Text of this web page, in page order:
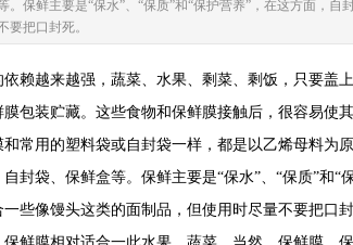
保鲜主要是“保水”、“保质”和“保护营养”，在这方面，自
把口封死。
赖越来越强，蔬菜、水果、剩菜、剩饭，只要盖
装贮藏。这些食物和保鲜膜接触后，很容易使其
常用的塑料袋或自封袋一样，都是以乙烯母料为原
袋、保鲜盒等。保鲜主要是“保水”、“保质”和“
些像馒头这类的面制品，但使用时尽量不要把口